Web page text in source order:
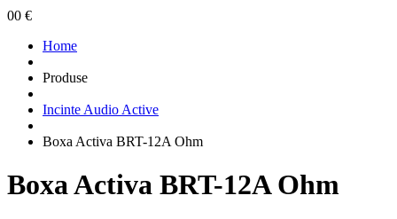
00 €
Home
Produse
Incinte Audio Active
Boxa Activa BRT-12A Ohm
Boxa Activa BRT-12A Ohm